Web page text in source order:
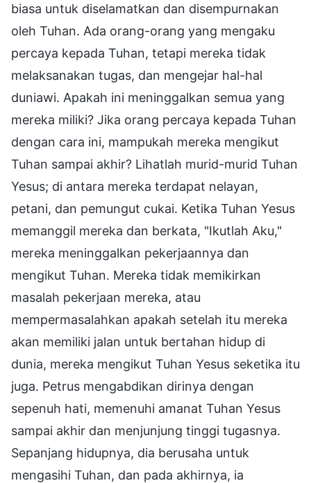
biasa untuk diselamatkan dan disempurnakan
oleh Tuhan. Ada orang-orang yang mengaku
percaya kepada Tuhan, tetapi mereka tidak
melaksanakan tugas, dan mengejar hal-hal
duniawi. Apakah ini meninggalkan semua yang
mereka miliki? Jika orang percaya kepada Tuhan
dengan cara ini, mampukah mereka mengikut
Tuhan sampai akhir? Lihatlah murid-murid Tuhan
Yesus; di antara mereka terdapat nelayan,
petani, dan pemungut cukai. Ketika Tuhan Yesus
memanggil mereka dan berkata, "Ikutlah Aku,"
mereka meninggalkan pekerjaannya dan
mengikut Tuhan. Mereka tidak memikirkan
masalah pekerjaan mereka, atau
mempermasalahkan apakah setelah itu mereka
akan memiliki jalan untuk bertahan hidup di
dunia, mereka mengikut Tuhan Yesus seketika itu
juga. Petrus mengabdikan dirinya dengan
sepenuh hati, memenuhi amanat Tuhan Yesus
sampai akhir dan menjunjung tinggi tugasnya.
Sepanjang hidupnya, dia berusaha untuk
mengasihi Tuhan, dan pada akhirnya, ia